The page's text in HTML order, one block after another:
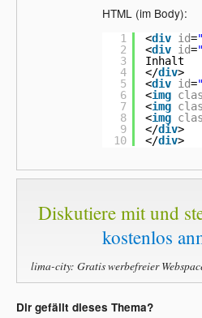
19
20
22
23
24
25
26
27
28
29
30
31
33
34
37
38
39
40
42
43
45
46
margin-
margin-
color :
border-
border-
border-
border-
z-index:1
}
#icons {
position
height:
margin-
text-
z-index:
clear :
}
img.icon
height:
float
}
HTML (im Body):
1
2
3
4
5
6
7
8
9
10
<div id=
<div id=
Inhalt
</div>
<div id=
<img
<img
<img
</div>
</div>
Diskutiere mit und
kostenlos
lima-city: Gratis werbefreier
Dir gefällt dieses Thema?